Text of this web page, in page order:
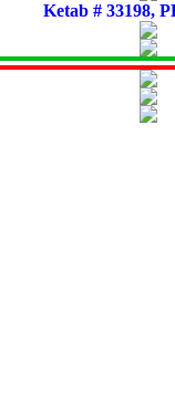
Ketab # 33198,